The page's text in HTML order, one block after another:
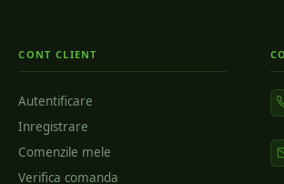
CONT CLIENT
Autentificare
Inregistrare
Comenzile mele
Verifica comanda